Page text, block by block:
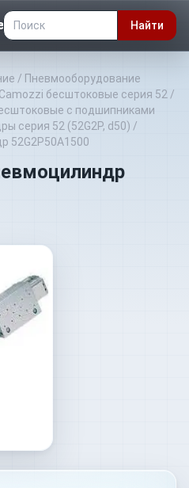
Найти
/ Пневмооборудование
бесштоковые серия 52 /
с подшипниками
серия 52 (52G2P, d50) /
52G2P50A1500